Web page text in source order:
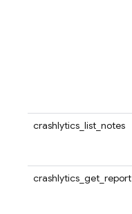
crashlytics_list_notes
crashlytics_get_report